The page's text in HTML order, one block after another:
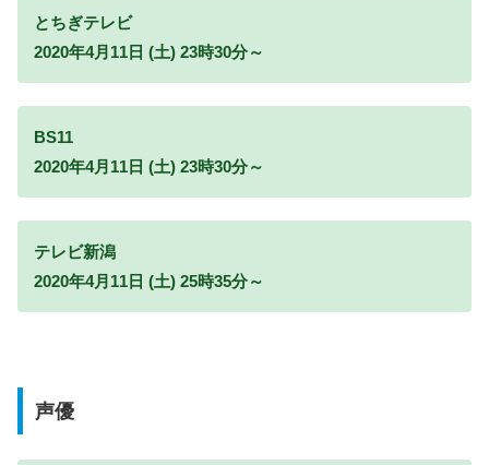
とちぎテレビ
2020年4月11日 (土) 23時30分～
BS11
2020年4月11日 (土) 23時30分～
テレビ新潟
2020年4月11日 (土) 25時35分～
声優